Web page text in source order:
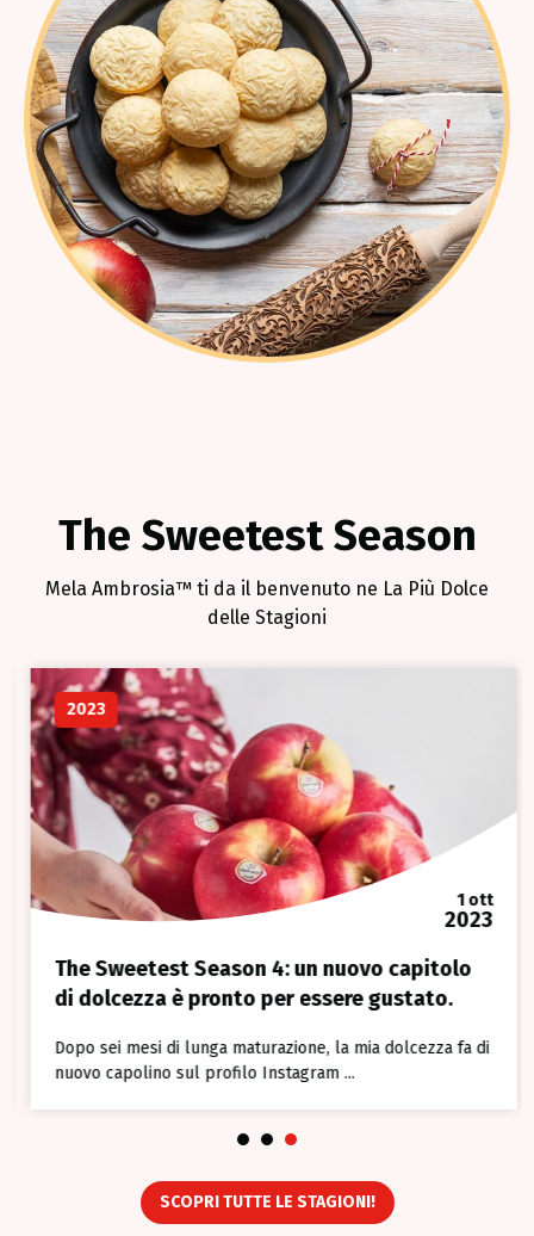
The Sweetest Season
Mela Ambrosia™ ti da il benvenuto ne La Più Dolce
delle Stagioni
2023
1 ott
2023
The Sweetest Season 4: un nuovo capitolo
di dolcezza è pronto per essere gustato.
Dopo sei mesi di lunga maturazione, la mia dolcezza fa di
nuovo capolino sul profilo Instagram ...
1 2 3
SCOPRI TUTTE LE STAGIONI!